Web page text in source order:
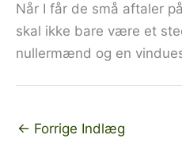
Når I får de små aftaler
skal ikke bare være et
nullermænd og en
← Forrige Indlæg